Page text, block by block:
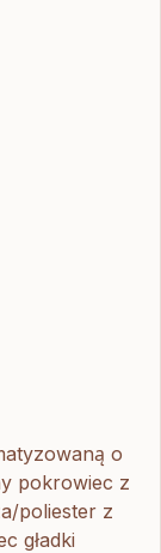
o
pokrowiec z
poliester z
gładki